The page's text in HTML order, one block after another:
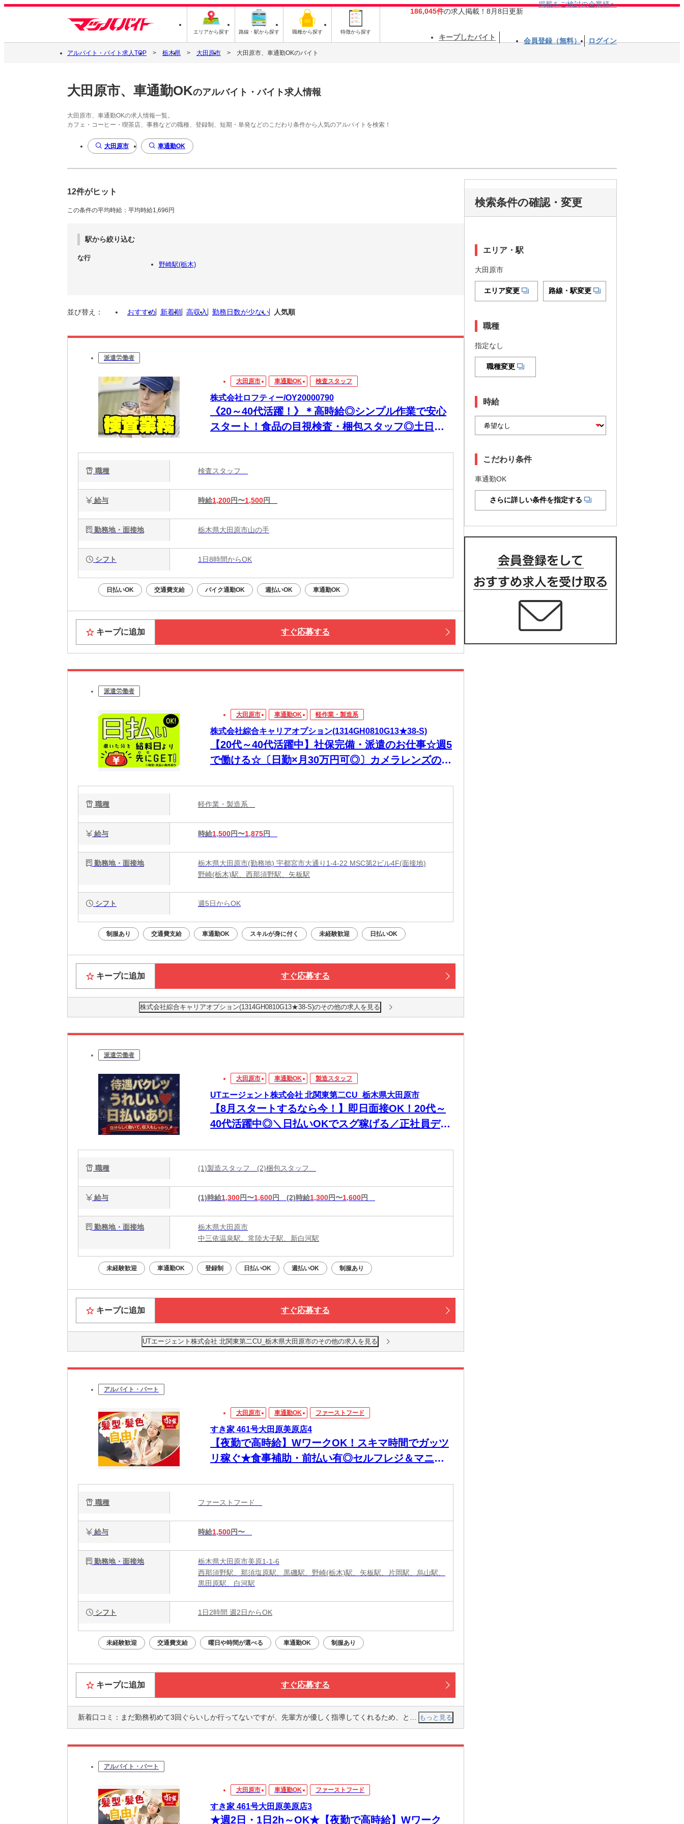
エリアから探す 路線・駅から探す 職種から探す 特徴から探す
186,045件の求人掲載！8月8日更新
掲載をご検討の企業様へ
キープしたバイト 会員登録（無料） ログイン
アルバイト・バイト求人TOP 栃木県 大田原市 大田原市、車通勤OKのバイト
大田原市、車通勤OKのアルバイト・バイト求人情報
大田原市、車通勤OKの求人情報一覧。
カフェ・コーヒー・喫茶店、事務などの職種、登録制、短期・単発などのこだわり条件から人気のアルバイトを検索！
大田原市 車通勤OK
12件がヒット
この条件の平均時給：平均時給1,696円
駅から絞り込む
な行
野崎駅(栃木)
並び替え： おすすめ 新着順 高収入 勤務日数が少ない 人気順
派遣労働者
大田原市 車通勤OK 検査スタッフ
株式会社ロフティー/OY20000790
《20～40代活躍！》＊高時給◎シンプル作業で安心
スタート！食品の目視検査・梱包スタッフ◎土日休
職種 検査スタッフ
給与 時給1,200円〜1,500円
勤務地・面接地 栃木県大田原市山の手
シフト 1日8時間からOK
日払いOK 交通費支給 バイク通勤OK 週払いOK 車通勤OK
キープに追加 すぐ応募する
派遣労働者
大田原市 車通勤OK 軽作業・製造系
株式会社綜合キャリアオプション(1314GH0810G13★38-S)
【20代～40代活躍中】社保完備・派遣のお仕事☆週5
で働ける☆〔日勤×月30万円可◎〕カメラレンズの組
職種 軽作業・製造系
給与 時給1,500円〜1,875円
勤務地・面接地
栃木県大田原市(勤務地) 宇都宮市大通り1-4-22 MSC第2ビル4F(面接地)
野崎(栃木)駅、西那須野駅、矢板駅
シフト 週5日からOK
制服あり 交通費支給 車通勤OK スキルが身に付く 未経験歓迎 日払いOK
キープに追加 すぐ応募する
株式会社綜合キャリアオプション(1314GH0810G13★38-S)のその他の求人を見る
派遣労働者
大田原市 車通勤OK 製造スタッフ
UTエージェント株式会社 北関東第二CU_栃木県大田原市
【8月スタートするなら今！】即日面接OK！20代～
40代活躍中◎＼日払いOKでスグ稼げる／正社員デビ
職種 (1)製造スタッフ (2)梱包スタッフ
給与 (1)時給1,300円〜1,600円 (2)時給1,300円〜1,600円
勤務地・面接地
栃木県大田原市
中三依温泉駅、常陸大子駅、新白河駅
未経験歓迎 車通勤OK 登録制 日払いOK 週払いOK 制服あり
キープに追加 すぐ応募する
UTエージェント株式会社 北関東第二CU_栃木県大田原市のその他の求人を見る
アルバイト・パート
大田原市 車通勤OK ファーストフード
すき家 461号大田原美原店4
【夜勤で高時給】WワークOK！スキマ時間でガッツ
リ稼ぐ★食事補助・前払い有◎セルフレジ＆マニュ
職種 ファーストフード
給与 時給1,500円〜
勤務地・面接地
栃木県大田原市美原1-1-6
西那須野駅、那須塩原駅、黒磯駅、野崎(栃木)駅、矢板駅、片岡駅、烏山駅、
黒田原駅、白河駅
シフト 1日2時間 週2日からOK
未経験歓迎 交通費支給 曜日や時間が選べる 車通勤OK 制服あり
キープに追加 すぐ応募する
新着口コミ： まだ勤務初めて3回ぐらいしか行ってないですが、先輩方が優しく指導してくれるため、とても良い雰囲気の中で仕事ができています。これからどんどん仕事を覚えていきたいです。 もっと見る
アルバイト・パート
大田原市 車通勤OK ファーストフード
すき家 461号大田原美原店3
★週2日・1日2h～OK★【夜勤で高時給】Wワーク
検索条件の確認・変更
エリア・駅
大田原市
エリア変更 路線・駅変更
職種
指定なし
職種変更
時給
こだわり条件
車通勤OK
さらに詳しい条件を指定する